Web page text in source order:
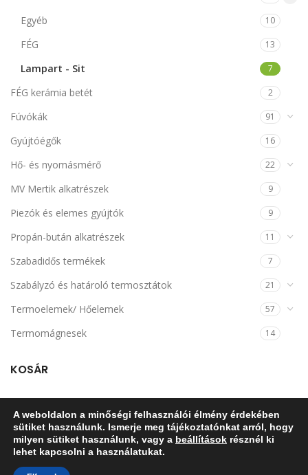
Egyéb 10
FÉG 13
Lampart - Sit 7
FÉG kerámia betét 2
Fúvókák 91
Gyújtóégők 16
Hő- és nyomásmérő 22
MV Mertik alkatrészek 9
Piezók és elemes gyújtók 9
Propán-bután alkatrészek 11
Szabadidős termékek 7
Szabályzó és határoló termosztátok 21
Termoelemek/ Hőelemek 57
Termomágnesek 14
KOSÁR
A weboldalon a minőségi felhasználói élmény érdekében
sütiket használunk. Ismerje meg tájékoztatónkat arról, hogy
milyen sütiket használunk, vagy a beállítások résznél ki
lehet kapcsolni a használatukat.